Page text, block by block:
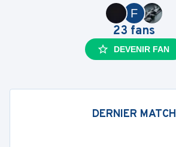
F
23 fans
DEVENIR FAN
DERNIER MATCH